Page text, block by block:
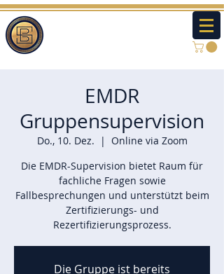
EMDR
Gruppensupervision
Do., 10. Dez.
  |
Online via Zoom
Die EMDR-Supervision bietet Raum für
fachliche Fragen sowie
Fallbesprechungen und unterstützt beim
Zertifizierungs- und
Rezertifizierungsprozess.
Die Gruppe ist bereits